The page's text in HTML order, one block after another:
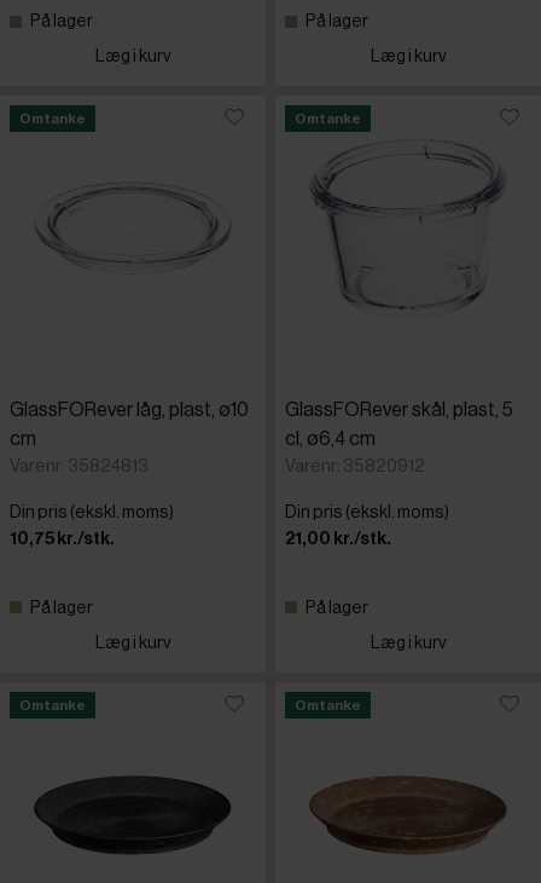
På lager
Læg i kurv
På lager
Læg i kurv
Omtanke
GlassFORever låg, plast, ø10
cm
Varenr: 35824813
Din pris (ekskl. moms)
10,75 kr./stk.
På lager
Læg i kurv
Omtanke
GlassFORever skål, plast, 5
cl, ø6,4 cm
Varenr: 35820912
Din pris (ekskl. moms)
21,00 kr./stk.
På lager
Læg i kurv
Omtanke Omtanke